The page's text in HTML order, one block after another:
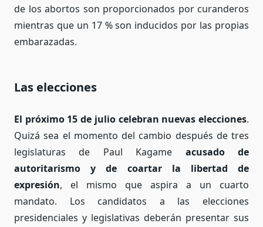
de los abortos son proporcionados por curanderos
mientras que un 17 % son inducidos por las propias
embarazadas.
Las elecciones
El próximo 15 de julio celebran nuevas elecciones.
Quizá sea el momento del cambio después de tres
legislaturas de Paul Kagame acusado de
autoritarismo y de coartar la libertad de
expresión, el mismo que aspira a un cuarto
mandato. Los candidatos a las elecciones
presidenciales y legislativas deberán presentar sus